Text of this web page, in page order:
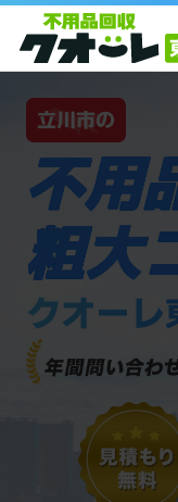
立川市の
不用
粗大
クオーレ